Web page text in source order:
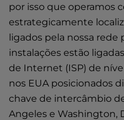
por isso que operamos
estrategicamente
ligados pela nossa rede
instalações estão
de Internet (ISP) de
nos EUA posicionados
chave de intercâmbio
Angeles e Washington,